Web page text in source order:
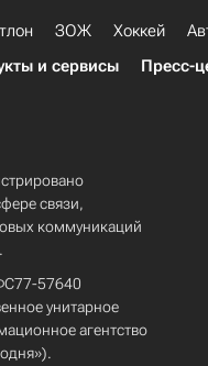
ЗОЖ Хоккей
и сервисы Пресс-
связи,
коммуникаций
57640
унитарное
агентство